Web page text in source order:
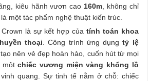
kiêu hãnh vươn cao 160m, không chỉ
một tác phẩm nghệ thuật kiến trúc.
là sự kết hợp của tính toán khoa
thoại. Công trình ứng dụngtỷ lệ
nên vẻ đẹp hoàn hảo, cuốn hút từ mọi
mộtchiếc vương miện vàng khổng lồ
quang. Sự tinh tế nằm ở chỗ: chiếc